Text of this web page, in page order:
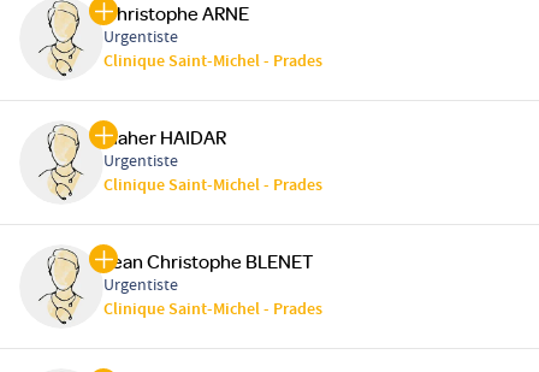
Christophe ARNE
Urgentiste
Clinique Saint-Michel - Prades
Maher HAIDAR
Urgentiste
Clinique Saint-Michel - Prades
Jean Christophe BLENET
Urgentiste
Clinique Saint-Michel - Prades